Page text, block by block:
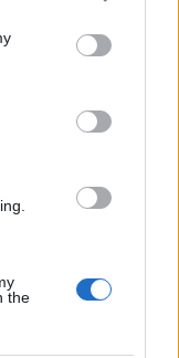
the
a Román
robbantani a
szerint
a lakossági